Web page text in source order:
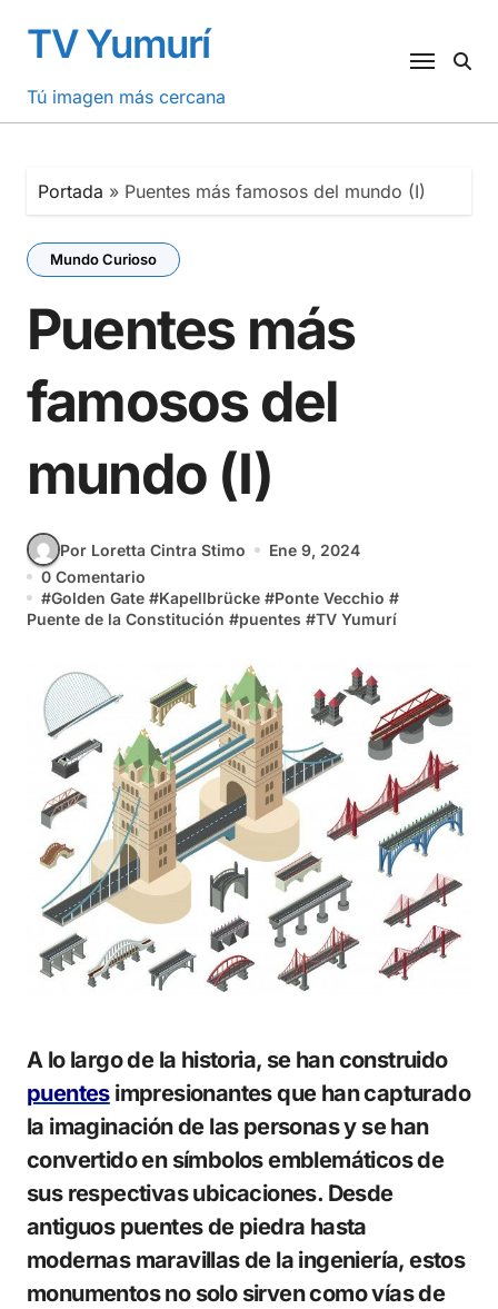
contenido
TV Yumurí
Tú imagen más cercana
Portada » Puentes más famosos del mundo (I)
Mundo Curioso
Puentes más
famosos del
mundo (I)
Por Loretta Cintra Stimo
Ene 9, 2024
0 Comentario
#Golden Gate #Kapellbrücke #Ponte Vecchio #
Puente de la Constitución #puentes #TV Yumurí
A lo largo de la historia, se han construido
puentesimpresionantes que han capturado
la imaginación de las personas y se han
convertido en símbolos emblemáticos de
sus respectivas ubicaciones. Desde
antiguos puentes de piedra hasta
modernas maravillas de la ingeniería, estos
monumentos no solo sirven como vías de